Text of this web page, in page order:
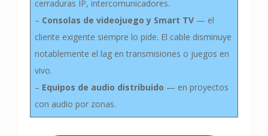
cerraduras IP, intercomunicadores.
– Consolas de videojuego y Smart TV — el
cliente exigente siempre lo pide. El cable disminuye
notablemente el lag en transmisiones o juegos en
vivo.
– Equipos de audio distribuido — en proyectos
con audio por zonas.